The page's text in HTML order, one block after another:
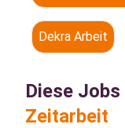
Dekra Arbeit
Diese Jobs
Zeitarbeit